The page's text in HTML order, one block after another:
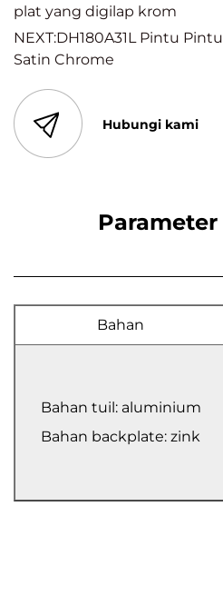
plat yang digilap krom
NEXT:DH180A31L Pintu
Satin Chrome
Hubungi kami
Bahan
Bahan tuil: aluminium
Bahan backplate: zink